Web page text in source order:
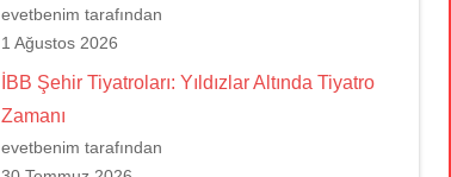
evetbenim tarafından
1 Ağustos 2026
İBB Şehir Tiyatroları: Yıldızlar Altında Tiyatro
Zamanı
evetbenim tarafından